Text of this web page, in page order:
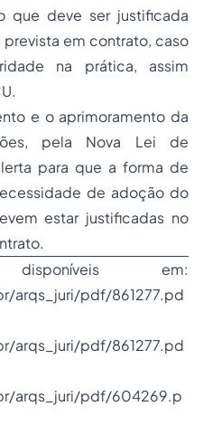
que deve ser justificada
em contrato, caso
na prática, assim
e o aprimoramento da
pela Nova Lei de
para que a forma de
de adoção do
estar justificadas no
em:
arqs_juri/pdf/861277.pd
arqs_juri/pdf/861277.pd
arqs_juri/pdf/604269.p